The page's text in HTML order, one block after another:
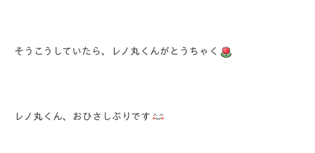
そうこうしていたら、レノ丸くんがとうちゃく
レノ丸くん、おひさしぶりです